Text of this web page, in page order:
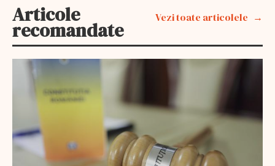
Articole
recomandate
Vezi toate articolele